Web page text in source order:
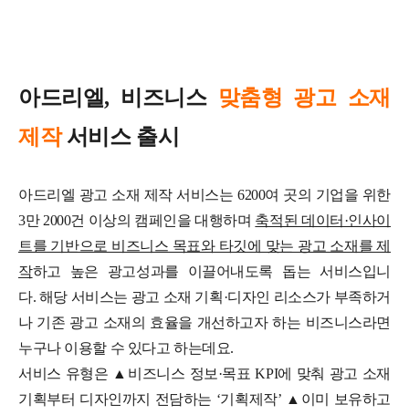
아드리엘, 비즈니스 맞춤형 광고 소재
제작서비스 출시
아드리엘 광고 소재 제작 서비스는 6200여 곳의 기업을 위한
3만 2000건 이상의 캠페인을 대행하며 축적된 데이터·인사이
트를 기반으로 비즈니스 목표와 타깃에 맞는 광고 소재를 제
작하고 높은 광고성과를 이끌어내도록 돕는 서비스입니
다. 해당 서비스는 광고 소재 기획·디자인 리소스가 부족하거
나 기존 광고 소재의 효율을 개선하고자 하는 비즈니스라면
누구나 이용할 수 있다고 하는데요.
서비스 유형은 ▲비즈니스 정보·목표 KPI에 맞춰 광고 소재
기획부터 디자인까지 전담하는 ‘기획제작’ ▲이미 보유하고